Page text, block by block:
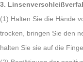
3.
(1) Halten Sie die Hände
trocken, bringen Sie den
halten Sie sie auf die